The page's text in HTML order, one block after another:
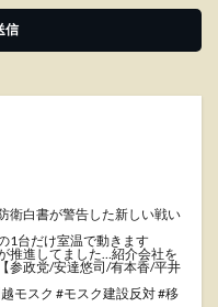
白書が警告した新しい戦い
1台だけ室温で動きます
推進してました…紹介会社を
参政党/安達悠司/有本香/平井
モスク #モスク建設反対 #移